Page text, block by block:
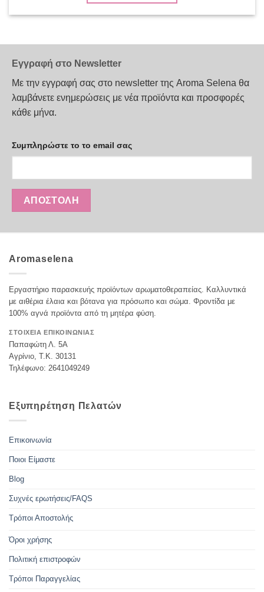
Εγγραφή στο Newsletter
Με την εγγραφή σας στο newsletter της Aroma Selena θα
λαμβάνετε ενημερώσεις με νέα προϊόντα και προσφορές
κάθε μήνα.
Συμπληρώστε το το email σας
Aromaselena
Εργαστήριο παρασκευής προϊόντων αρωματοθεραπείας. Καλλυντικά
με αιθέρια έλαια και βότανα για πρόσωπο και σώμα. Φροντίδα με
100% αγνά προϊόντα από τη μητέρα φύση.
ΣΤΟΙΧΕΙΑ ΕΠΙΚΟΙΝΩΝΙΑΣ
Παπαφώτη Λ. 5Α
Αγρίνιο, Τ.Κ. 30131
Τηλέφωνο: 2641049249
Εξυπηρέτηση Πελατών
Επικοινωνία
Ποιοι Είμαστε
Blog
Συχνές ερωτήσεις/FAQS
Τρόποι Αποστολής
Όροι χρήσης
Πολιτική επιστροφών
Τρόποι Παραγγελίας